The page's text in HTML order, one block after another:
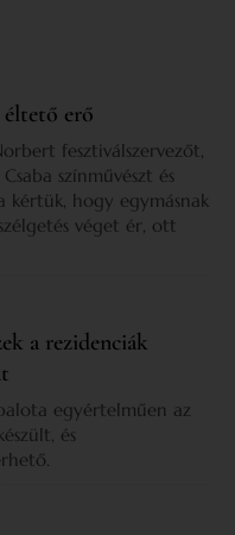
éltető erő
fesztiválszervezőt,
színművészt és
kértük, hogy egymásnak
véget ér, ott
a rezidenciák
egyértelműen az
és